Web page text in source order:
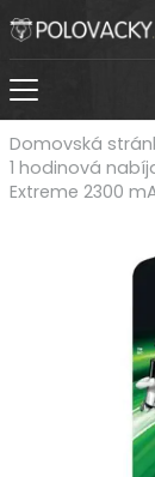
Domovská
1 hodinová
Extreme 2300